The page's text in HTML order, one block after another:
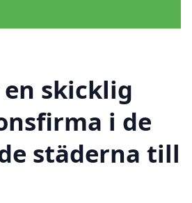
skicklig
i de
städerna till